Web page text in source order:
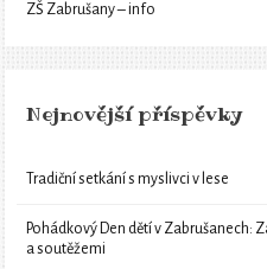
ZŠ Zabrušany – info
Nejnovější příspěvky
Tradiční setkání s myslivci v lese
Pohádkový Den dětí v Zabrušanech:
a soutěžemi